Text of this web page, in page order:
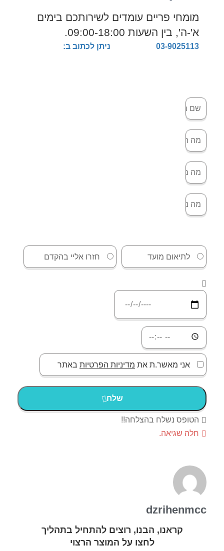
מומחי פריים עומדים לשירותכם בימים
א'-ה', בין השעות 09:00-18:00.
03-9025113 ניתן לכתוב ב:
לתיאום מועד חזרו אליי בהקדם
אני מאשר.ת את מדיניות הפרטיות באתר
שלח
הטופס נשלח בהצלחה!!
חלה שגיאה.
dzrihenmcc
קראנו, הבנו, רוצים להתחיל בתהליך
לחצו על המוצר הרצוי